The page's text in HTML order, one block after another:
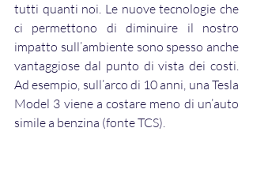
tutti quanti noi. Le nuove tecnologie che
ci permettono di diminuire il nostro
impatto sull’ambiente sono spesso anche
vantaggiose dal punto di vista dei costi.
Ad esempio, sull’arco di 10 anni, una Tesla
Model 3 viene a costare meno di un’auto
simile a benzina (fonte TCS).